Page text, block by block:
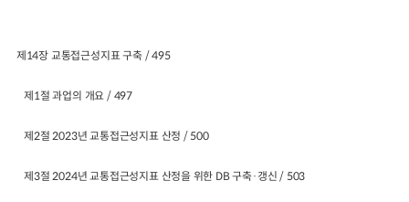
제14장 교통접근성지표 구축 / 495
제1절 과업의 개요 / 497
제2절 2023년 교통접근성지표 산정 / 500
제3절 2024년 교통접근성지표 산정을 위한 DB 구축·갱신 / 503